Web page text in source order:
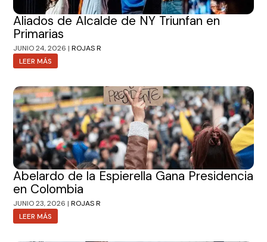
Aliados de Alcalde de NY Triunfan en
Primarias
JUNIO 24, 2026 |ROJAS R
LEER MÁS
Abelardo de la Espierella Gana Presidencia
en Colombia
JUNIO 23, 2026 |ROJAS R
LEER MÁS